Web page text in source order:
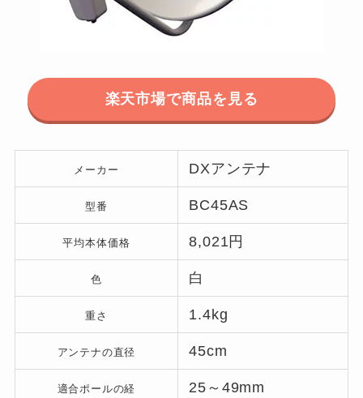
楽天市場で商品を見る
メーカー DXアンテナ
型番 BC45AS
平均本体価格 8,021円
色 白
重さ 1.4kg
アンテナの直径 45cm
適合ポールの経 25～49mm